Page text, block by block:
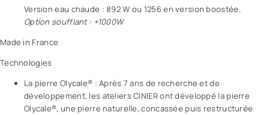
Version eau chaude : 892 W ou 1256 en version boostée.
Option soufflant : +1000W
Made in France
Technologies
La pierre Olycale® : Après 7 ans de recherche et de
développement, les ateliers CINIER ont développé la pierre
Olycale®, une pierre naturelle, concassée puis restructurée